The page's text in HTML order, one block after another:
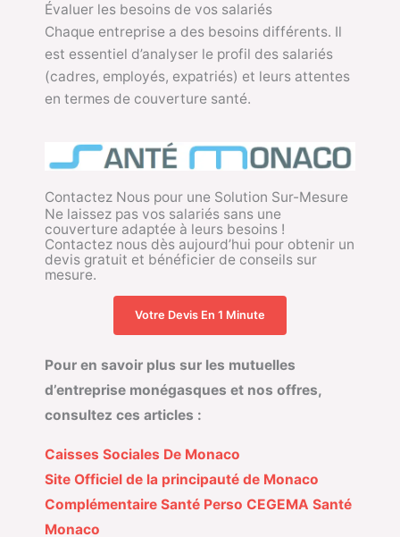
Évaluer les besoins de vos salariés
Chaque entreprise a des besoins différents. Il
est essentiel d’analyser le profil des salariés
(cadres, employés, expatriés) et leurs attentes
en termes de couverture santé.
Contactez Nous pour une Solution Sur-Mesure
Ne laissez pas vos salariés sans une
couverture adaptée à leurs besoins !
Contactez nous dès aujourd’hui pour obtenir un
devis gratuit et bénéficier de conseils sur
mesure.
Votre Devis En 1 Minute
Pour en savoir plus sur les mutuelles
d’entreprise monégasques et nos offres,
consultez ces articles :
Caisses Sociales De Monaco
Site Officiel de la principauté de Monaco
Complémentaire Santé Perso CEGEMA Santé
Monaco